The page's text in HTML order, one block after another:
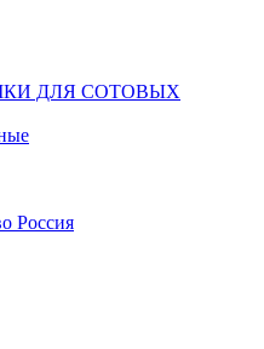
ДЛЯ СОТОВЫХ